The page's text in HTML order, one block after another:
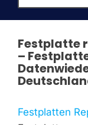
Festplatte
–
Festplatten